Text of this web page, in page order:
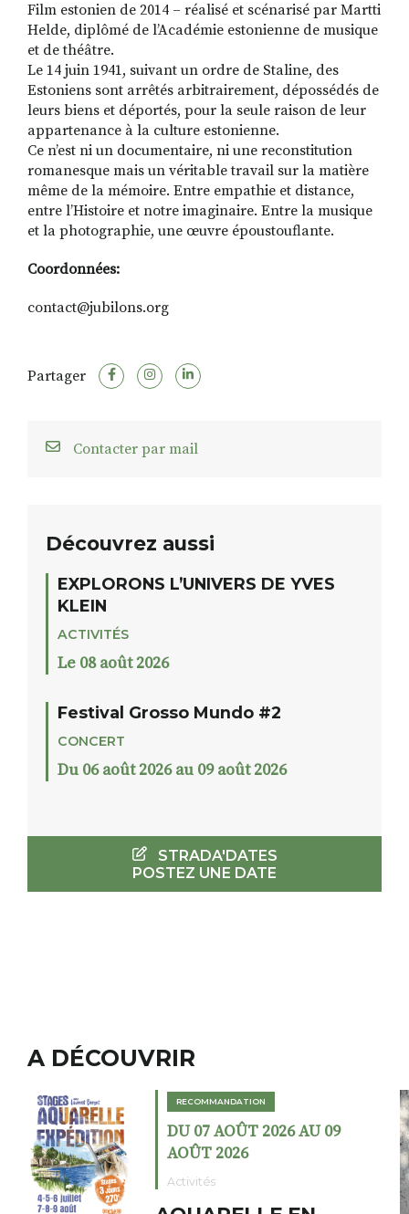
Film estonien de 2014 – réalisé et scénarisé par Martti
Helde, diplômé de l’Académie estonienne de musique
et de théâtre.
Le 14 juin 1941, suivant un ordre de Staline, des
Estoniens sont arrêtés arbitrairement, dépossédés de
leurs biens et déportés, pour la seule raison de leur
appartenance à la culture estonienne.
Ce n’est ni un documentaire, ni une reconstitution
romanesque mais un véritable travail sur la matière
même de la mémoire. Entre empathie et distance,
entre l’Histoire et notre imaginaire. Entre la musique
et la photographie, une œuvre époustouflante.
Coordonnées:
contact@jubilons.org
Partager
Contacter par mail
Découvrez aussi
EXPLORONS L’UNIVERS DE YVES
KLEIN
ACTIVITÉS
Le 08 août 2026
Festival Grosso Mundo #2
CONCERT
Du 06 août 2026 au 09 août 2026
STRADA'DATES
POSTEZ UNE DATE
A DÉCOUVRIR
RECOMMANDATION
DU 02 AOÛT 2026 AU 23
AOÛT 2026
Expositions